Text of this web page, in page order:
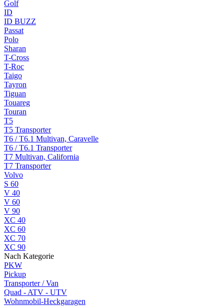
Golf
ID
ID BUZZ
Passat
Polo
Sharan
T-Cross
T-Roc
Taigo
Tayron
Tiguan
Touareg
Touran
T5
T5 Transporter
T6 / T6.1 Multivan, Caravelle
T6 / T6.1 Transporter
T7 Multivan, California
T7 Transporter
Volvo
S 60
V 40
V 60
V 90
XC 40
XC 60
XC 70
XC 90
Nach Kategorie
PKW
Pickup
Transporter / Van
Quad - ATV - UTV
Wohnmobil-Heckgaragen